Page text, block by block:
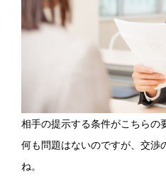
相手の提示する条件がこちらの
何も問題はないのですが、交渉
ね。